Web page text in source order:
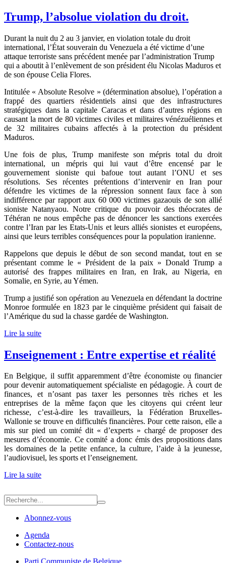
Trump, l’absolue violation du droit.
Durant la nuit du 2 au 3 janvier, en violation totale du droit
international, l’État souverain du Venezuela a été victime d’une
attaque terroriste sans précédent menée par l’administration Trump
qui a aboutit à l’enlèvement de son président élu Nicolas Maduros et
de son épouse Celia Flores.
Intitulée « Absolute Resolve » (détermination absolue), l’opération a
frappé des quartiers résidentiels ainsi que des infrastructures
stratégiques dans la capitale Caracas et dans d’autres régions en
causant la mort de 80 victimes civiles et militaires vénézuéliennes et
de 32 militaires cubains affectés à la protection du président
Maduros.
Une fois de plus, Trump manifeste son mépris total du droit
international, un mépris qui lui vaut d’être encensé par le
gouvernement sioniste qui bafoue tout autant l’ONU et ses
résolutions. Ses récentes prétentions d’intervenir en Iran pour
défendre les victimes de la répression sonnent faux face à son
indifférence par rapport aux 60 000 victimes gazaouis de son allié
sioniste Natanyaou. Notre critique du pouvoir des théocrates de
Téhéran ne nous empêche pas de dénoncer les sanctions exercées
contre l’Iran par les Etats-Unis et leurs alliés sionistes et européens,
ainsi que leurs terribles conséquences pour la population iranienne.
Rappelons que depuis le début de son second mandat, tout en se
présentant comme le « Président de la paix » Donald Trump a
autorisé des frappes militaires en Iran, en Irak, au Nigeria, en
Somalie, en Syrie, au Yémen.
Trump a justifié son opération au Venezuela en défendant la doctrine
Monroe formulée en 1823 par le cinquième président qui faisait de
l’Amérique du sud la chasse gardée de Washington.
Lire la suite
Enseignement : Entre expertise et réalité
En Belgique, il suffit apparemment d’être économiste ou financier
pour devenir automatiquement spécialiste en pédagogie. À court de
finances, et n’osant pas taxer les personnes très riches et les
entreprises de la même façon que les citoyens qui créent leur
richesse, c’est-à-dire les travailleurs, la Fédération Bruxelles-
Wallonie se trouve en difficultés financières. Pour cette raison, elle a
mis sur pied un comité dit « d’experts » chargé de proposer des
mesures d’économie. Ce comité a donc émis des propositions dans
les domaines de la petite enfance, la culture, l’aide à la jeunesse,
l’audiovisuel, les sports et l’enseignement.
Lire la suite
Abonnez-vous
Agenda
Contactez-nous